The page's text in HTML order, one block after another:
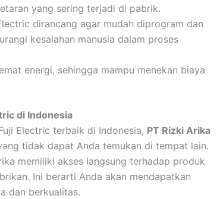
yang sering terjadi di pabrik.
dirancang agar mudah diprogram dan
kesalahan manusia dalam proses
energi, sehingga mampu menekan biaya
di Indonesia
Electric terbaik di Indonesia, PT Rizki Arika
tidak dapat Anda temukan di tempat lain.
memiliki akses langsung terhadap produk
Ini berarti Anda akan mendapatkan
dan berkualitas.